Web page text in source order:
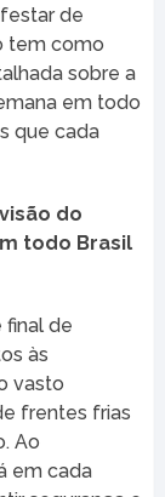
de
tem como
sobre a
em todo
que cada
do
todo Brasil
final de
às
vasto
frentes frias
Ao
em cada